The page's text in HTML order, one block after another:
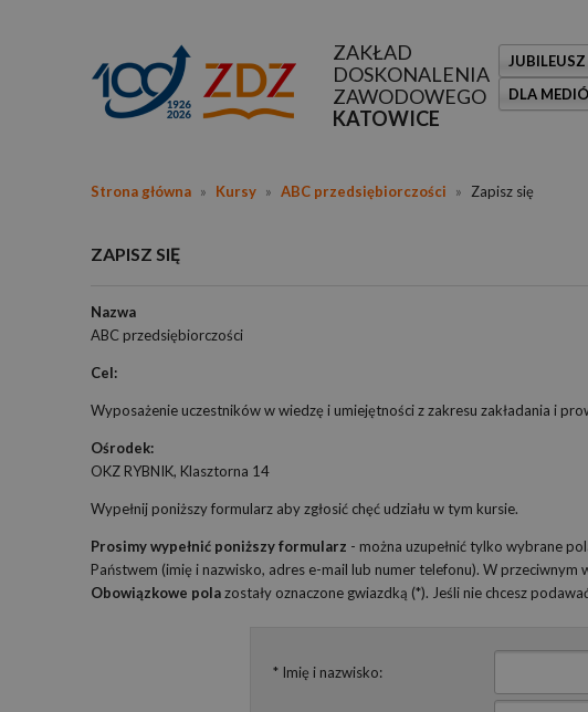
ZAKŁAD
DOSKONALENIA
ZAWODOWEGO
KATOWICE
DLA
Strona główna » Kursy » ABC przedsiębiorczości » Zapisz się
ZAPISZ SIĘ
Nazwa
ABC przedsiębiorczości
Cel:
Wyposażenie uczestników w wiedzę i umiejętności z zakresu zakładania i
Ośrodek:
OKZ RYBNIK, Klasztorna 14
Wypełnij poniższy formularz aby zgłosić chęć udziału w tym kursie.
Prosimy wypełnić poniższy formularz - można uzupełnić tylko wybrane
Państwem (imię i nazwisko, adres e-mail lub numer telefonu). W przeciwnym
Obowiązkowe polazostały oznaczone gwiazdką (*). Jeśli nie chcesz
* Imię i nazwisko: